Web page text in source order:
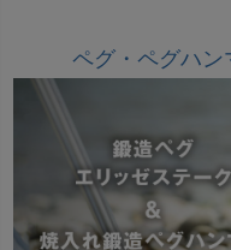
ペグ・ペグハン